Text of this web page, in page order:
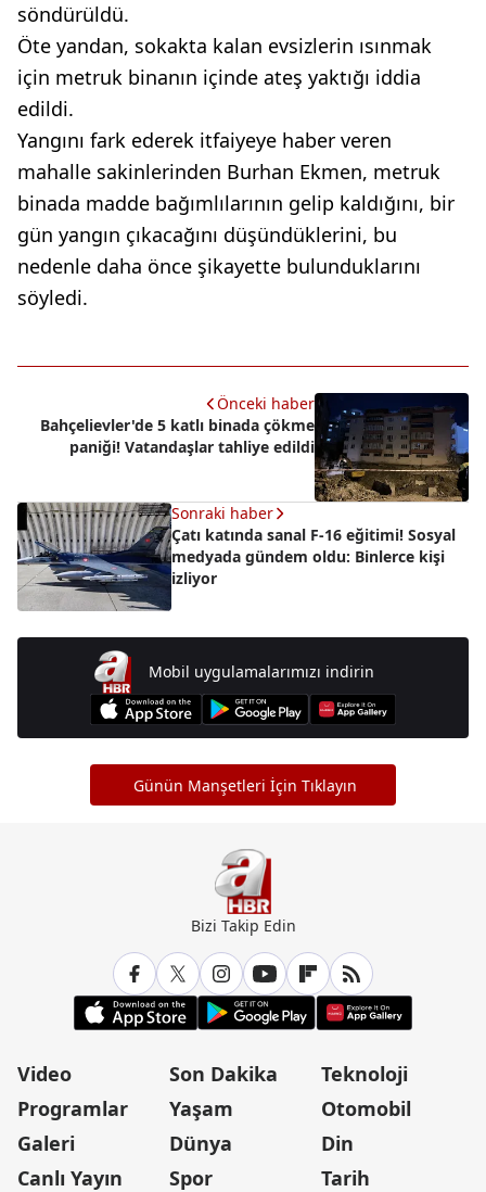
söndürüldü.
Öte yandan, sokakta kalan evsizlerin ısınmak
için metruk binanın içinde ateş yaktığı iddia
edildi.
Yangını fark ederek itfaiyeye haber veren
mahalle sakinlerinden Burhan Ekmen, metruk
binada madde bağımlılarının gelip kaldığını, bir
gün yangın çıkacağını düşündüklerini, bu
nedenle daha önce şikayette bulunduklarını
söyledi.
Önceki haber
Bahçelievler'de 5 katlı binada çökme
paniği! Vatandaşlar tahliye edildi
Sonraki haber
Çatı katında sanal F-16 eğitimi! Sosyal
medyada gündem oldu: Binlerce kişi
izliyor
Mobil uygulamalarımızı indirin
Günün Manşetleri İçin Tıklayın
Bizi Takip Edin
Video
Programlar
Galeri
Canlı Yayın
Son Dakika
Yaşam
Dünya
Spor
Teknoloji
Otomobil
Din
Tarih